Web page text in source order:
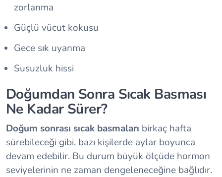
zorlanma
Güçlü vücut kokusu
Gece sık uyanma
Susuzluk hissi
Doğumdan Sonra Sıcak Basması
Ne Kadar Sürer?
Doğum sonrası sıcak basmaları birkaç hafta
sürebileceği gibi, bazı kişilerde aylar boyunca
devam edebilir. Bu durum büyük ölçüde hormon
seviyelerinin ne zaman dengeleneceğine bağlıdır.